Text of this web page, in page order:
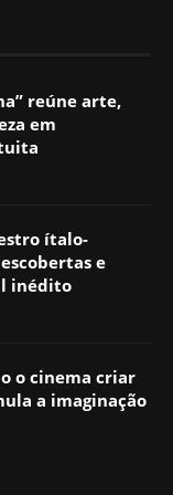
reúne arte,
em
ítalo-
e
inédito
o cinema criar
a imaginação